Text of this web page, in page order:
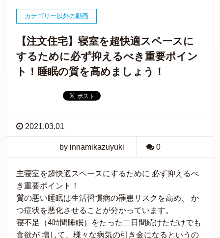
カテゴリー以外の動画
【注文住宅】寝室を超快適スペースに
するために必ず抑えるべき重要ポイン
ト！睡眠の質を高めましょう！
2021.03.01
by innamikazuyuki 0
主寝室を超快適スペースにするために 必ず抑えるべ
き重要ポイント！
質の悪い睡眠は生活習慣病の罹患リスクを高め、 か
つ症状を悪化させることが分かっています。
寝不足（4時間睡眠）をたった二日間続けただけでも
食欲が 増して、様々な病気の引き金になるというの